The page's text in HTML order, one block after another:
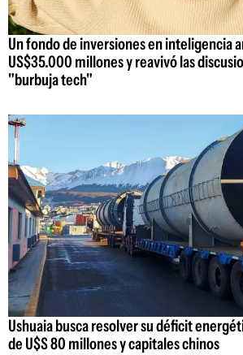
Un fondo de inversiones en inteligencia
US$35.000 millones y reavivó las
"burbuja tech"
Ushuaia busca resolver su déficit
de U$S 80 millones y capitales chinos